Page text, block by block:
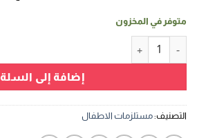
متوفر في المخزون
كمية كرسي سيارة سوفت للأطفال - Soft car seat
إضافة إلى السلة
التصنيف:مستلزمات الاطفال